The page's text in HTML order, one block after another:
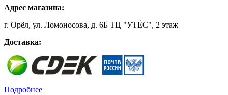
Адрес магазина:
г. Орёл, ул. Ломоносова, д. 6Б ТЦ "УТЁС", 2 этаж
Доставка:
Подробнее